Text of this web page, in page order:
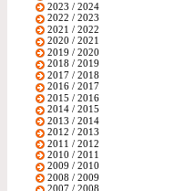
2023 / 2024
2022 / 2023
2021 / 2022
2020 / 2021
2019 / 2020
2018 / 2019
2017 / 2018
2016 / 2017
2015 / 2016
2014 / 2015
2013 / 2014
2012 / 2013
2011 / 2012
2010 / 2011
2009 / 2010
2008 / 2009
2007 / 2008